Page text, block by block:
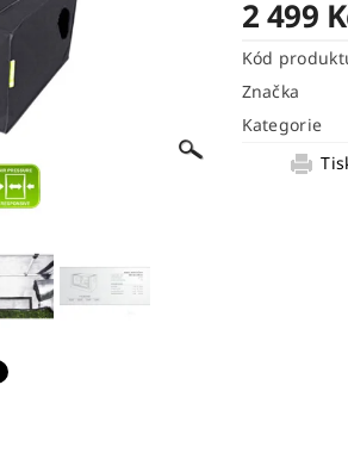
2 499
Kód
Značka
Kategorie